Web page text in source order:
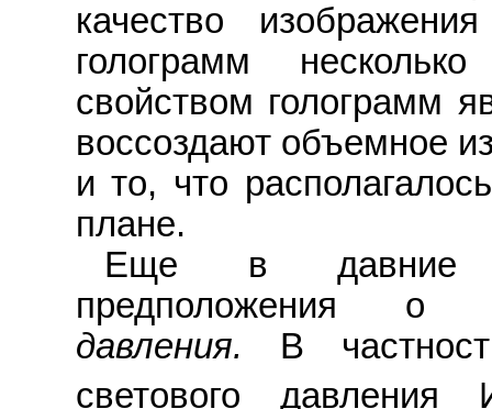
качество
голограмм
свойством голограмм
воссоздают объемное
и то, что
плане.
Еще в давние
предположения о
давления. В
светового давления